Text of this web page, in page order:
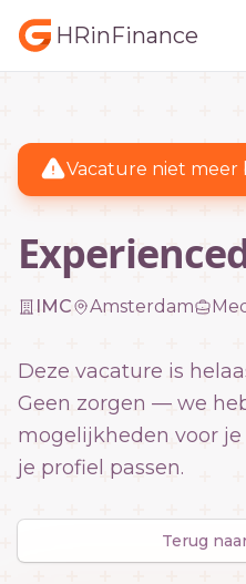
HRinFinance
Vacature niet meer
IMC Amsterdam
Deze vacature is
Geen zorgen — we
mogelijkheden voor
je profiel passen.
Terug